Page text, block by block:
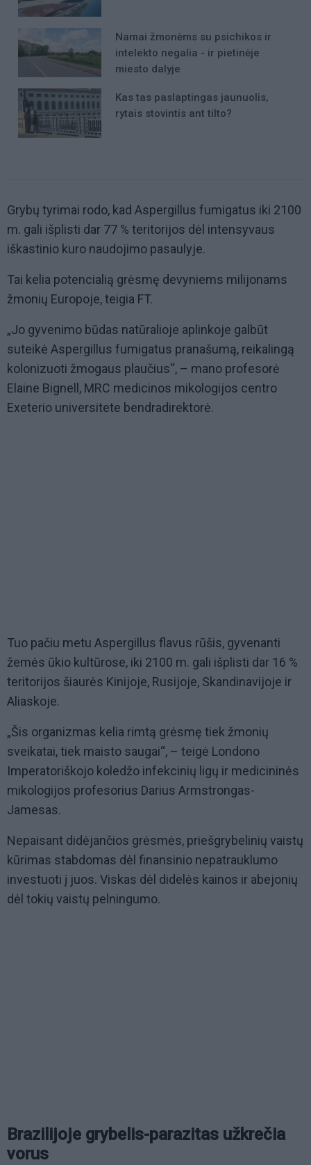
Namai žmonėms su psichikos ir
intelekto negalia - ir pietinėje
miesto dalyje
Kas tas paslaptingas jaunuolis,
rytais stovintis ant tilto?
Grybų tyrimai rodo, kad Aspergillus fumigatus iki 2100
m. gali išplisti dar 77 % teritorijos dėl intensyvaus
iškastinio kuro naudojimo pasaulyje.
Tai kelia potencialią grėsmę devyniems milijonams
žmonių Europoje, teigia FT.
„Jo gyvenimo būdas natūralioje aplinkoje galbūt
suteikė Aspergillus fumigatus pranašumą, reikalingą
kolonizuoti žmogaus plaučius“, – mano profesorė
Elaine Bignell, MRC medicinos mikologijos centro
Exeterio universitete bendradirektorė.
Tuo pačiu metu Aspergillus flavus rūšis, gyvenanti
žemės ūkio kultūrose, iki 2100 m. gali išplisti dar 16 %
teritorijos šiaurės Kinijoje, Rusijoje, Skandinavijoje ir
Aliaskoje.
„Šis organizmas kelia rimtą grėsmę tiek žmonių
sveikatai, tiek maisto saugai“, – teigė Londono
Imperatoriškojo koledžo infekcinių ligų ir medicininės
mikologijos profesorius Darius Armstrongas-
Jamesas.
Nepaisant didėjančios grėsmės, priešgrybelinių vaistų
kūrimas stabdomas dėl finansinio nepatrauklumo
investuoti į juos. Viskas dėl didelės kainos ir abejonių
dėl tokių vaistų pelningumo.
Brazilijoje grybelis-parazitas užkrečia
vorus